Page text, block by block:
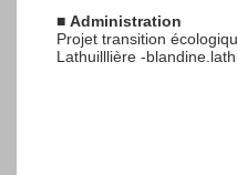
■ Administration
Projet transition
Lathuilllière -